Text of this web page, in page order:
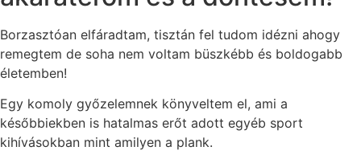
Borzasztóan elfáradtam, tisztán fel tudom idézni ahogy
remegtem de soha nem voltam büszkébb és boldogabb
életemben!
Egy komoly győzelemnek könyveltem el, ami a
későbbiekben is hatalmas erőt adott egyéb sport
kihívásokban mint amilyen a plank.